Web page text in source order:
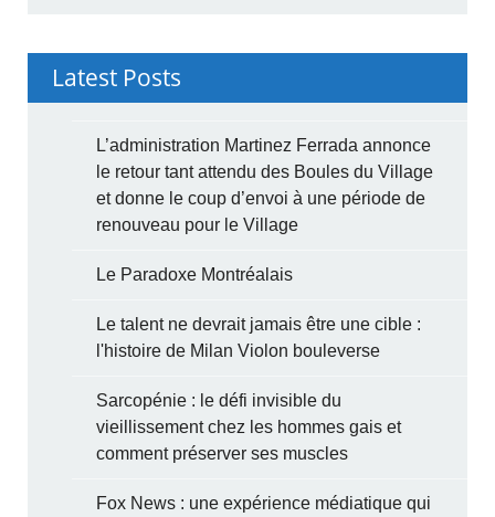
Latest Posts
L’administration Martinez Ferrada annonce
le retour tant attendu des Boules du Village
et donne le coup d’envoi à une période de
renouveau pour le Village
Le Paradoxe Montréalais
Le talent ne devrait jamais être une cible :
l'histoire de Milan Violon bouleverse
Sarcopénie : le défi invisible du
vieillissement chez les hommes gais et
comment préserver ses muscles
Fox News : une expérience médiatique qui